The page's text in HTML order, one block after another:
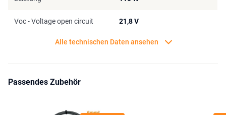
Voc - Voltage open circuit 21,8 V
Alle technischen Daten ansehen
Passendes Zubehör